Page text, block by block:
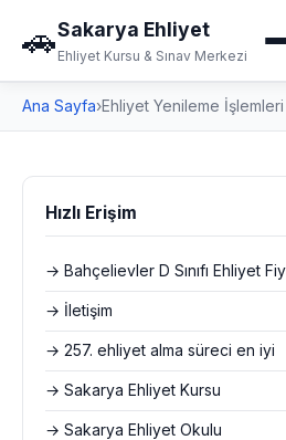
🚗Sakarya Ehliyet
Ehliyet Kursu & Sınav Merkezi
Ana Sayfa›Ehliyet Yenileme İşlemleri
Hızlı Erişim
→ Bahçelievler D Sınıfı Ehliyet
→ İletişim
→ 257. ehliyet alma süreci en iyi
→ Sakarya Ehliyet Kursu
→ Sakarya Ehliyet Okulu